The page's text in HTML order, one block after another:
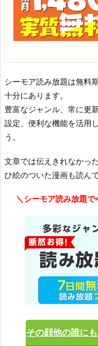
シーモア読み放題は無料
十分にあります。
豊富なジャンル、常に更
設定、便利な機能を活用
う。
文章では伝えきれなかっ
ひ絵のついた漫画も読ん
＼シーモア読み放題
その顔他の誰に